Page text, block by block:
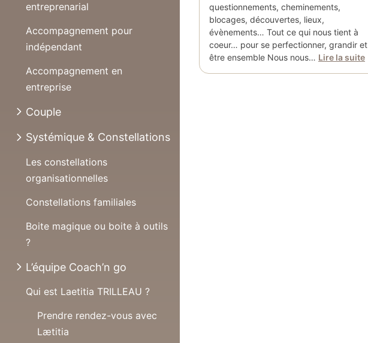
entreprenarial
Accompagnement pour
indépendant
Accompagnement en
entreprise
Couple
Systémique & Constellations
Les constellations
organisationnelles
Constellations familiales
Boite magique ou boite à outils
?
L’équipe Coach’n go
Qui est Laetitia TRILLEAU ?
Prendre rendez-vous avec
Lætitia
questionnements, cheminements,
blocages, découvertes, lieux,
évènements… Tout ce qui nous tient à
coeur… pour se perfectionner, grandir et
être ensemble Nous nous… Lire la suite